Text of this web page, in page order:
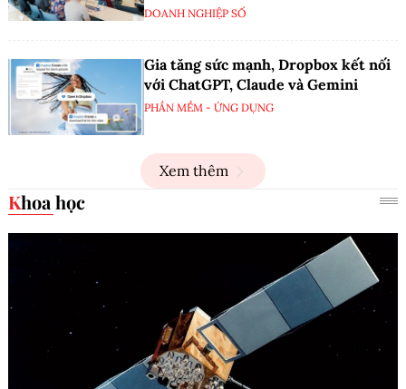
DOANH NGHIỆP SỐ
Gia tăng sức mạnh, Dropbox kết nối
với ChatGPT, Claude và Gemini
PHẦN MỀM - ỨNG DỤNG
Xem thêm
Khoa học